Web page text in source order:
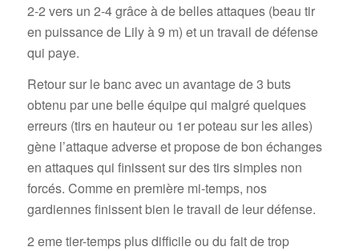
2-2 vers un 2-4 grâce à de belles attaques (beau tir
en puissance de Lily à 9 m) et un travail de défense
qui paye.
Retour sur le banc avec un avantage de 3 buts
obtenu par une belle équipe qui malgré quelques
erreurs (tirs en hauteur ou 1er poteau sur les ailes)
gène l’attaque adverse et propose de bon échanges
en attaques qui finissent sur des tirs simples non
forcés. Comme en première mi-temps, nos
gardiennes finissent bien le travail de leur défense.
2 eme tier-temps plus difficile ou du fait de trop